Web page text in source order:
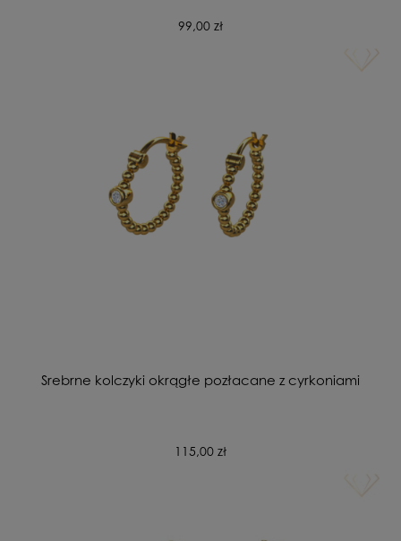
99,00 zł
Srebrne kolczyki okrągłe pozłacane z cyrkoniami
115,00 zł